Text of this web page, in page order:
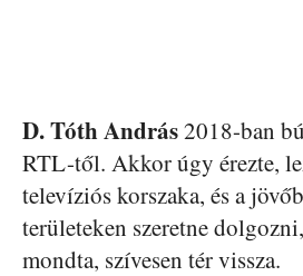
D. Tóth András2018-ban
RTL-től. Akkor úgy érezte,
televíziós korszaka, és a
területeken szeretne
mondta, szívesen tér vissza.